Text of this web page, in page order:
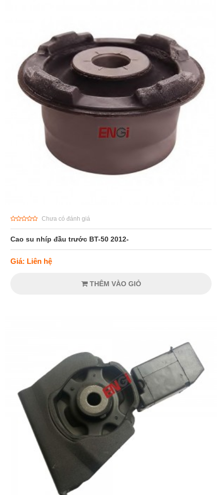
Chưa có đánh giá
Cao su nhíp đầu trước BT-50 2012-
Giá: Liên hệ
THÊM VÀO GIỎ